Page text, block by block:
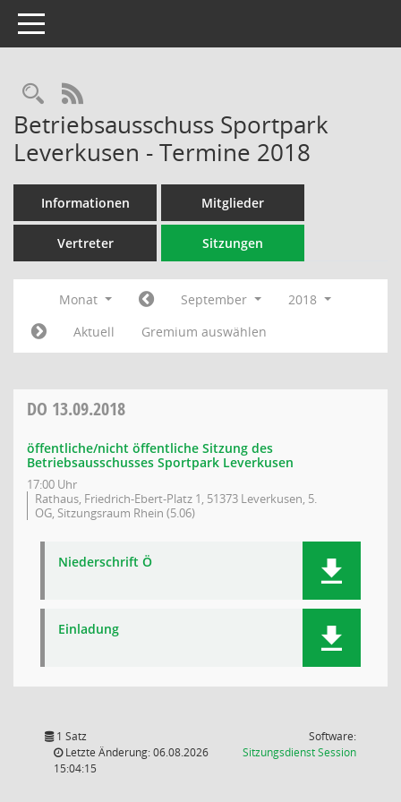
Toggle navigation
Rechercheauswahl
RSS-Feed
Betriebsausschuss Sportpark
Leverkusen - Termine 2018
Informationen Mitglieder
Vertreter Sitzungen
Monat September
2018
Aktuell
Gremium auswählen
DO 13.09.2018
öffentliche/nicht öffentliche Sitzung des
Betriebsausschusses Sportpark Leverkusen
17:00 Uhr
Rathaus, Friedrich-Ebert-Platz 1, 51373 Leverkusen, 5.
OG, Sitzungsraum Rhein (5.06)
Niederschrift Ö
Einladung
1 Satz
Letzte Änderung: 06.08.2026
15:04:15
Software:
SitzungsdienstSession(Wird in